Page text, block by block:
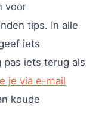
voor
tips. In alle
iets
pas iets terug als
je via e-mail
koude